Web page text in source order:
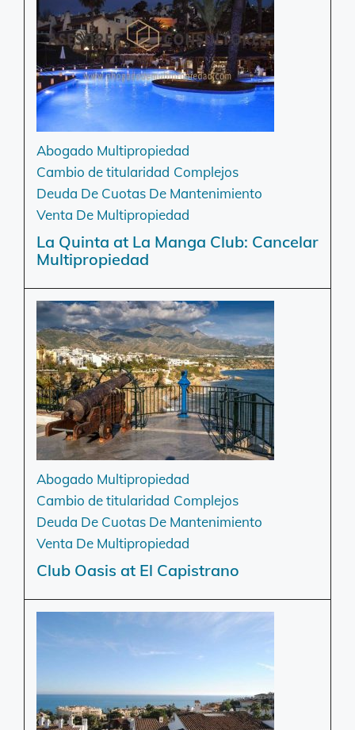
Abogado Multipropiedad
Cambio de titularidad Complejos
Deuda De Cuotas De Mantenimiento
Venta De Multipropiedad
La Quinta at La Manga Club: Cancelar
Multipropiedad
Abogado Multipropiedad
Cambio de titularidad Complejos
Deuda De Cuotas De Mantenimiento
Venta De Multipropiedad
Club Oasis at El Capistrano